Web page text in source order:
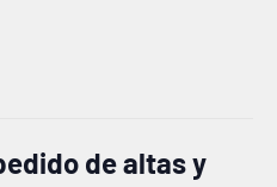
de altas y